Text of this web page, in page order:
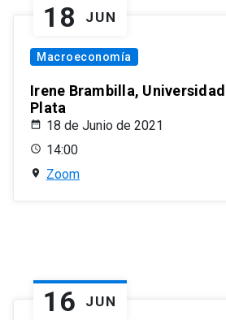
18 JUN
Macroeconomía
Irene Brambilla,
Plata
18 de Junio de 2021
14:00
Zoom
16 JUN